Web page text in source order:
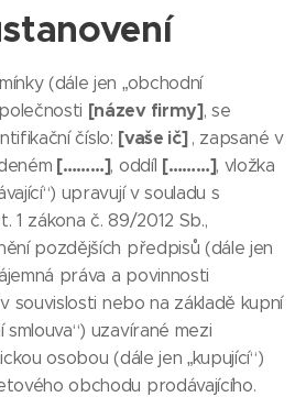
(dále jen „obchodní
[název firmy], se
číslo: [vaše ič] , zapsané v
[………], oddíl [………], vložka
upravují v souladu s
1 zákona č. 89/2012 Sb.,
pozdějších předpisů (dále jen
práva a povinnosti
souvislosti nebo na základě kupní
smlouva“) uzavírané mezi
osobou (dále jen „kupující“)
obchodu prodávajícího.